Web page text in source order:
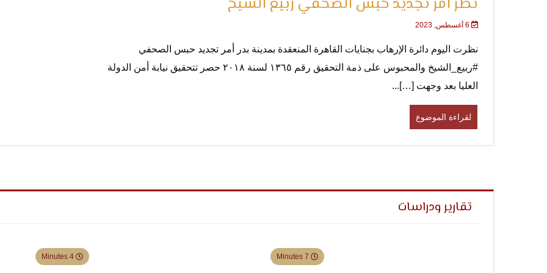
6 أغسطس, 2023
نظرت اليوم دائرة الإرهاب بجنايات القاهرة المنعقدة بمدينة بدر أمر تجديد حبس الصحفي
#ربيع_الشيخ والمحبوس على ذمة التحقيق رقم ١٣٦٥ لسنة ٢٠١٨ حصر تتحقيق نيابة أمن الدولة
العليا بعد وجهت […]...
لقراءة الموضوع
تقارير ودراسات
4 Minutes